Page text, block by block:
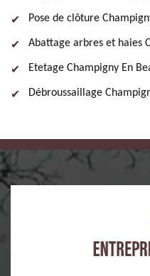
Pose de clôture
Abattage arbres et haies
Etetage Champigny En
Débroussaillage